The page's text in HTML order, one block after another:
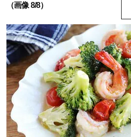
（画像 8/8）